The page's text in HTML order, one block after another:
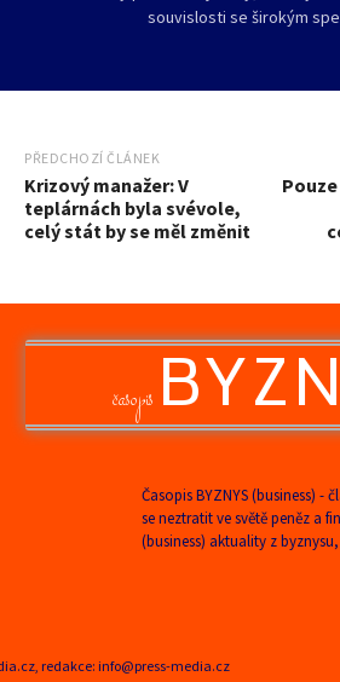
souvislosti se širokým
PŘEDCHOZÍ ČLÁNEK
Krizový manažer: V
teplárnách byla svévole,
celý stát by se měl změnit
časopis
Časopis BYZNYS (business) -
se neztratit ve světě peněz a
(business) aktuality z
redakce: info@press-media.cz